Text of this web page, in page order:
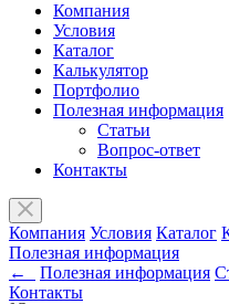
Компания
Условия
Каталог
Калькулятор
Портфолио
Полезная информация
Статьи
Вопрос-ответ
Контакты
Компания Условия Каталог
Полезная информация
←
Полезная информация
Контакты